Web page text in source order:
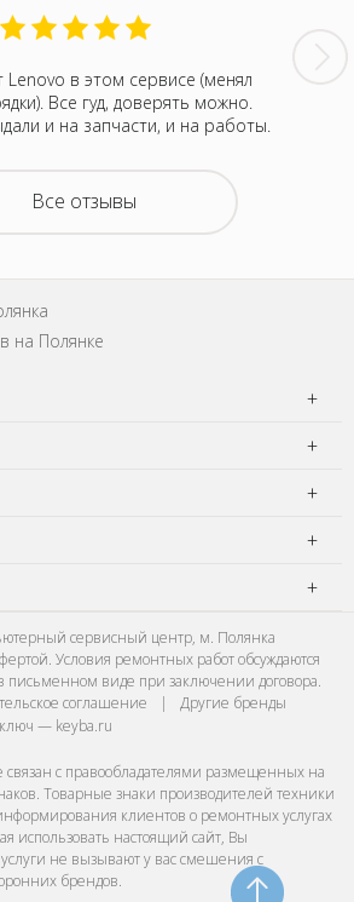
Lenovo в этом сервисе (менял
Все гуд, доверять можно.
и на запчасти, и на работы.
Была
не
Все отзывы
на Полянке
сервисный центр, м. Полянка
Условия ремонтных работ обсуждаются
письменном виде при заключении договора.
соглашение |
Другие бренды
ключ — keyba.ru
с правообладателями размещенных на
Товарные знаки производителей техники
клиентов о ремонтных услугах
использовать настоящий сайт, Вы
не вызывают у вас смешения с
брендов.